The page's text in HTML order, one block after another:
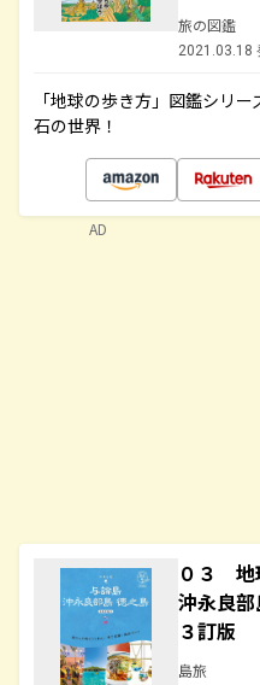
旅の図鑑
2021.03.18
「地球の歩き方」図鑑シリ
石の世界！
０３
沖永良
３訂版
島旅
AD